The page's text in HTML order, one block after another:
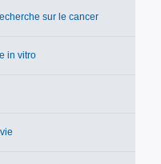
sur le cancer
in vitro